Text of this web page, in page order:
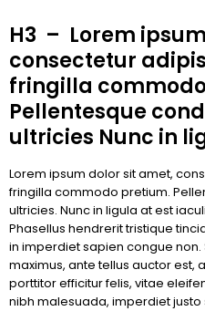
H3 – Lorem
consectetur
fringilla
Pellentesque
ultricies Nunc in
Lorem ipsum dolor sit amet,
fringilla commodo pretium.
ultricies. Nunc in ligula at est
Phasellus hendrerit tristique
in imperdiet sapien congue non.
maximus, ante tellus auctor est,
porttitor efficitur felis, vitae
nibh malesuada, imperdiet